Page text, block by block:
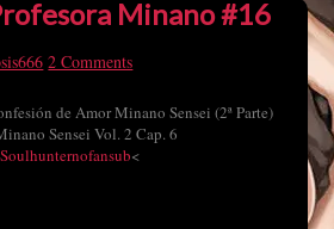
Minano #16
2 Comments
de Amor Minano Sensei (2ª Parte)
Sensei Vol. 2 Cap. 6
Soulhunternofansub<